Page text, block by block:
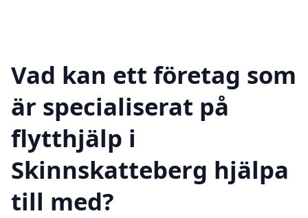
Vad kan ett företag som
är specialiserat på
flytthjälp i
Skinnskatteberg hjälpa
till med?